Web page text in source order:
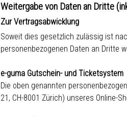
Weitergabe von Daten an Dritte
Zur Vertragsabwicklung
Soweit dies gesetzlich zulässig ist
personenbezogenen Daten an Dritte
e-guma Gutschein- und Ticketsystem
Die oben genannten
21, CH-8001 Zürich) unseres Online-